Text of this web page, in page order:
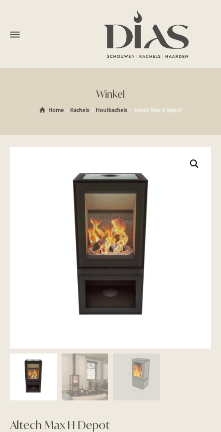
Winkel
Home Kachels Houtkachels Altech Max H Depot
Altech Max H Depot